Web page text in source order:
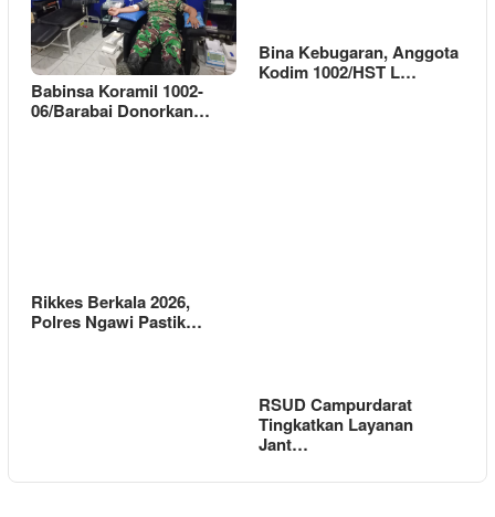
Babinsa Koramil 1002-
06/Barabai Donorkan…
Bina Kebugaran, Anggota
Kodim 1002/HST L…
Rikkes Berkala 2026,
Polres Ngawi Pastik…
RSUD Campurdarat
Tingkatkan Layanan
Jant…